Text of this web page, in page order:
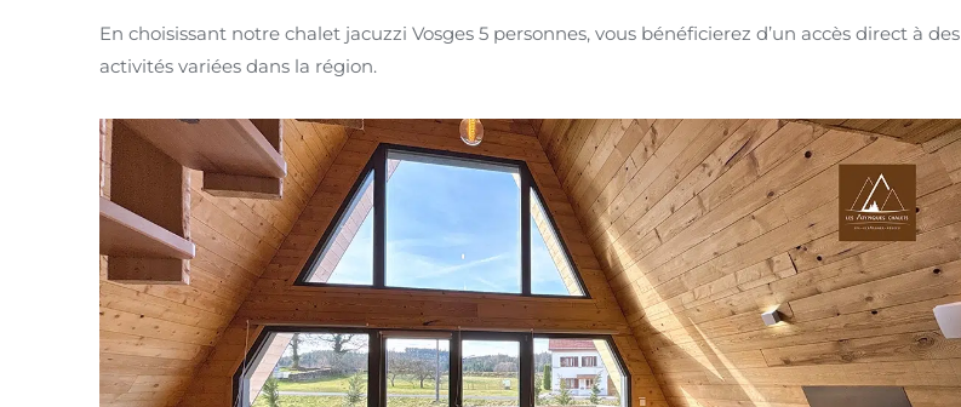
En choisissant notre chalet jacuzzi Vosges 5 personnes, vous bénéficierez d’un accès direct à des
activités variées dans la région.